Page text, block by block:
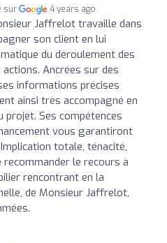
sur 4 years ago
Jaffrelot travaille dans
son client en lui
du déroulement des
Ancrées sur des
informations précises
ainsi très accompagné en
projet. Ses compétences
vous garantiront
totale, ténacité,
recommander le recours à
rencontrant en la
de Monsieur Jaffrelot,